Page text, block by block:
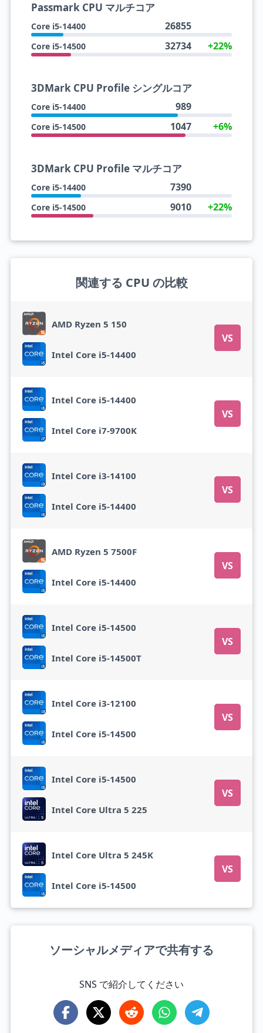
Passmark CPU マルチコア
Core i5-14400 26855
Core i5-14500 32734 +22%
3DMark CPU Profile シングルコア
Core i5-14400 989
Core i5-14500 1047 +6%
3DMark CPU Profile マルチコア
Core i5-14400 7390
Core i5-14500 9010 +22%
関連する CPU の比較
AMD Ryzen 5 150
VS
Intel Core i5-14400
Intel Core i5-14400
VS
Intel Core i7-9700K
Intel Core i3-14100
VS
Intel Core i5-14400
AMD Ryzen 5 7500F
VS
Intel Core i5-14400
Intel Core i5-14500
VS
Intel Core i5-14500T
Intel Core i3-12100
VS
Intel Core i5-14500
Intel Core i5-14500
VS
Intel Core Ultra 5 225
Intel Core Ultra 5 245K
VS
Intel Core i5-14500
ソーシャルメディアで共有する
SNS で紹介してください